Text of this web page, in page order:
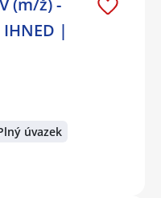
(m/ž) -
|
úvazek